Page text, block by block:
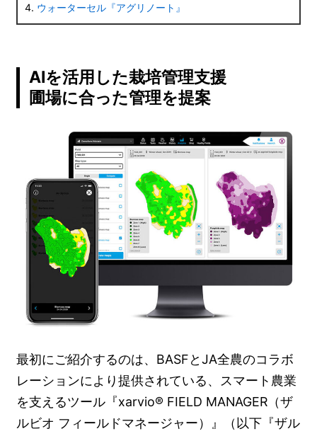
4. ウォーターセル『アグリノート』
AIを活用した栽培管理支援
圃場に合った管理を提案
最初にご紹介するのは、BASFとJA全農のコラボ
レーションにより提供されている、スマート農業
を支えるツール『xarvio® FIELD MANAGER（ザ
ルビオ フィールドマネージャー）』（以下『ザル